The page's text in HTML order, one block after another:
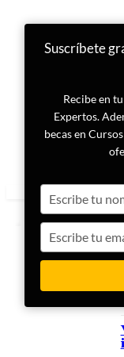
Suscríbete
Recibe en
Expertos.
becas en
your
name
your
email